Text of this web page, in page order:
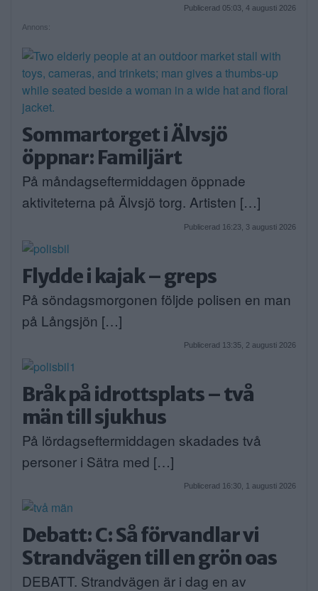
Publicerad 05:03, 4 augusti 2026
Annons:
Sommartorget i Älvsjö
öppnar: Familjärt
På måndagseftermiddagen öppnade
aktiviteterna på Älvsjö torg. Artisten […]
Publicerad 16:23, 3 augusti 2026
Flydde i kajak – greps
På söndagsmorgonen följde polisen en man
på Långsjön […]
Publicerad 13:35, 2 augusti 2026
Bråk på idrottsplats – två
män till sjukhus
På lördagseftermiddagen skadades två
personer i Sätra med […]
Publicerad 16:30, 1 augusti 2026
Debatt: C: Så förvandlar vi
Strandvägen till en grön oas
DEBATT. Strandvägen är i dag en av